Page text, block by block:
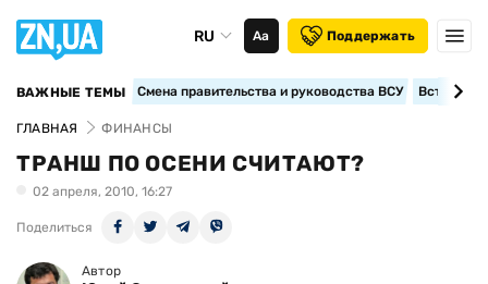
RU Аа Поддержать
ВАЖНЫЕ ТЕМЫ Смена правительства и руководства ВСУ
ГЛАВНАЯ ФИНАНСЫ
ТРАНШ ПО ОСЕНИ СЧИТАЮТ?
02 апреля, 2010, 16:27
Поделиться
Автор